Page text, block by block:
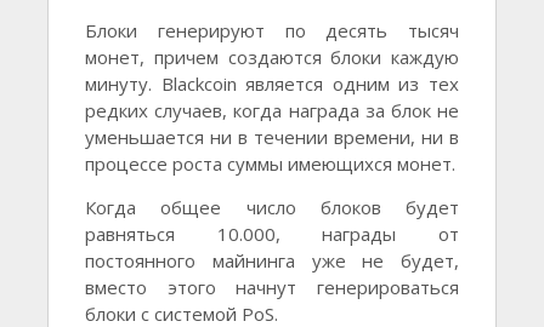
Блоки генерируют по десять тысяч
монет, причем создаются блоки каждую
минуту. Blackcoin является одним из тех
редких случаев, когда награда за блок не
уменьшается ни в течении времени, ни в
процессе роста суммы имеющихся монет.
Когда общее число блоков будет
равняться 10.000, награды от
постоянного майнинга уже не будет,
вместо этого начнут генерироваться
блоки с системой PoS.